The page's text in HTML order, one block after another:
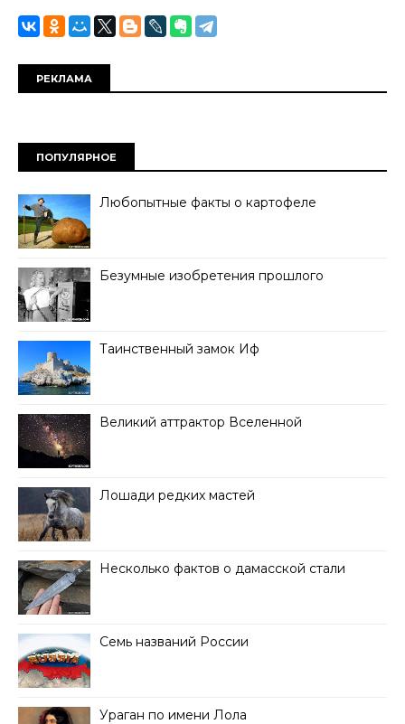
РЕКЛАМА
ПОПУЛЯРНОЕ
Любопытные факты о картофеле
Безумные изобретения прошлого
Таинственный замок Иф
Великий аттрактор Вселенной
Лошади редких мастей
Несколько фактов о дамасской стали
Семь названий России
Ураган по имени Лола